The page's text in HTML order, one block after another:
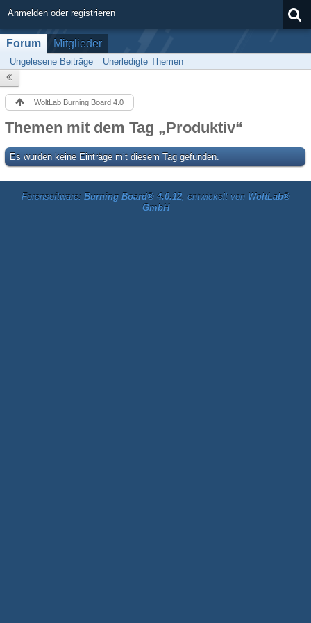
Anmelden oder registrieren
Forum Mitglieder
Ungelesene Beiträge Unerledigte Themen
WoltLab Burning Board 4.0
Themen mit dem Tag „Produktiv“
Es wurden keine Einträge mit diesem Tag gefunden.
Forensoftware: Burning Board® 4.0.12, entwickelt von WoltLab®
GmbH